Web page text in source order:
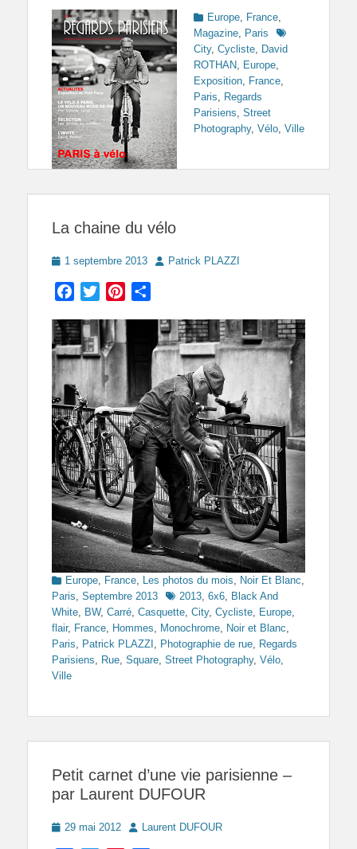
Categories
Europe France
Magazine Paris
Tags
City, Cycliste David
ROTHAN Europe
Exposition France
Paris
Regards
Parisiens Street
Photography, Vélo Ville
La chaine du vélo
Posted
1 septembre 2013 AuthorPatrick PLAZZI
Facebook
TwitterPinterest
Categories
Europe France Les photos du mois Noir Et Blanc
Paris Septembre 2013 Tags2013 6x6 Black And
White BW, Carré Casquette City, Cycliste Europe
flair, France Hommes Monochrome Noir et Blanc
Paris
Patrick PLAZZI Photographie de rue Regards
Parisiens
Rue Square Street Photography, Vélo
Ville
Petit carnet d’une vie parisienne –
par Laurent DUFOUR
Posted
29 mai 2012 AuthorLaurent DUFOUR